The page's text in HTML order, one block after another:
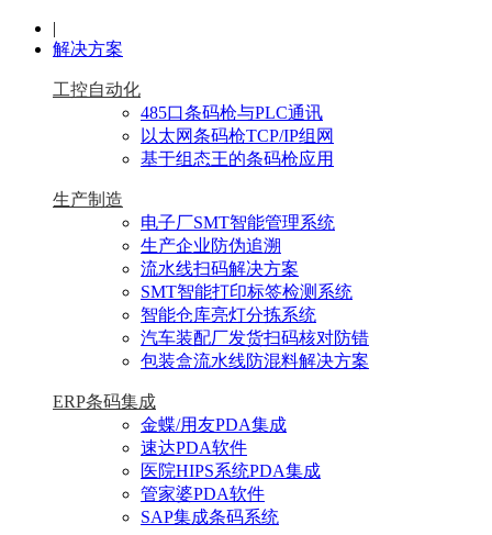
|
解决方案
工控自动化
485口条码枪与PLC通讯
以太网条码枪TCP/IP组网
基于组态王的条码枪应用
生产制造
电子厂SMT智能管理系统
生产企业防伪追溯
流水线扫码解决方案
SMT智能打印标签检测系统
智能仓库亮灯分拣系统
汽车装配厂发货扫码核对防错
包装盒流水线防混料解决方案
ERP条码集成
金蝶/用友PDA集成
速达PDA软件
医院HIPS系统PDA集成
管家婆PDA软件
SAP集成条码系统